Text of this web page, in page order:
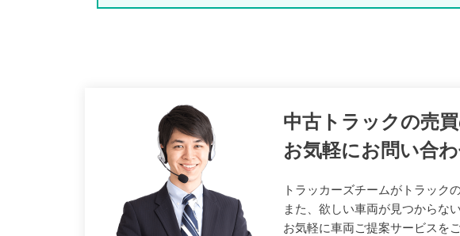
中古トラックの売
お気軽にお問い合わ
トラッカーズチームがトラック
また、欲しい車両が見つからな
お気軽に車両ご提案サービスを